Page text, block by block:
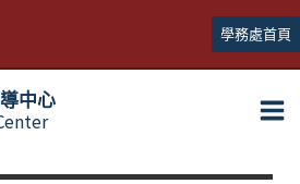
學務處首頁
中心